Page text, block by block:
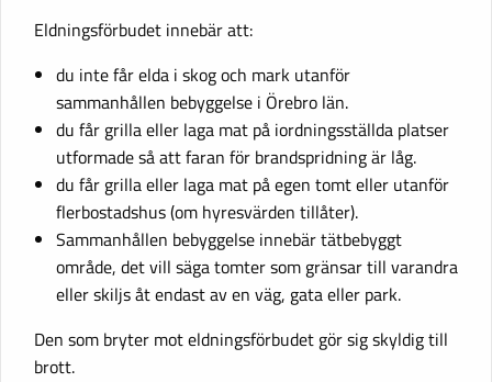
Eldningsförbudet innebär att:
du inte får elda i skog och mark utanför
sammanhållen bebyggelse i Örebro län.
du får grilla eller laga mat på iordningsställda platser
utformade så att faran för brandspridning är låg.
du får grilla eller laga mat på egen tomt eller utanför
flerbostadshus (om hyresvärden tillåter).
Sammanhållen bebyggelse innebär tätbebyggt
område, det vill säga tomter som gränsar till varandra
eller skiljs åt endast av en väg, gata eller park.
Den som bryter mot eldningsförbudet gör sig skyldig till
brott.